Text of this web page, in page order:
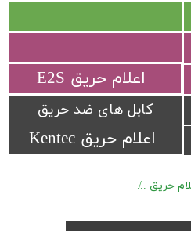
اعلام حریق Kentec
​اعلام حریق E2S
کابل های ضد حریق
حریق